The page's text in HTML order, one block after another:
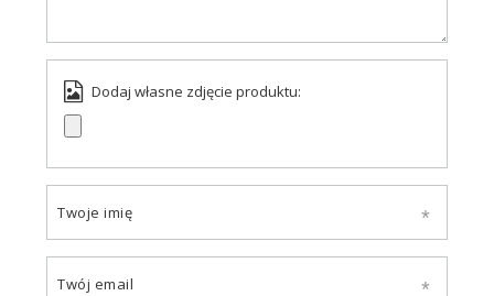
Dodaj własne zdjęcie produktu:
Twoje imię
Twój email